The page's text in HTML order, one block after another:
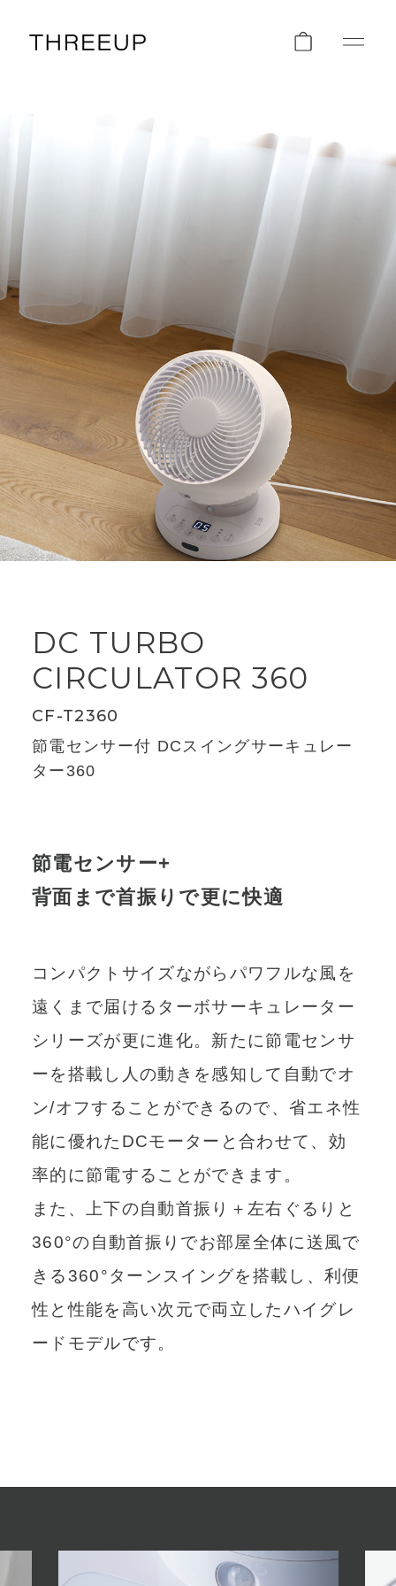
DC TURBO
CIRCULATOR 360
CF-T2360
節電センサー付 DCスイングサーキュレー
ター360
節電センサー+
背面まで首振りで更に快適
コンパクトサイズながらパワフルな風を
遠くまで届けるターボサーキュレーター
シリーズが更に進化。新たに節電センサ
ーを搭載し人の動きを感知して自動でオ
ン/オフすることができるので、省エネ性
能に優れたDCモーターと合わせて、効
率的に節電することができます。
また、上下の自動首振り＋左右ぐるりと
360°の自動首振りでお部屋全体に送風で
きる360°ターンスイングを搭載し、利便
性と性能を高い次元で両立したハイグレ
ードモデルです。